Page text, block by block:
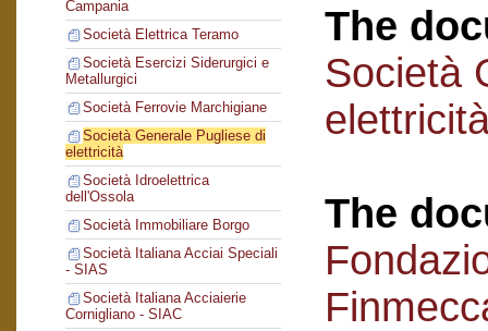
Campania
Società Elettrica Teramo
Società Esercizi Siderurgici e
Metallurgici
Società Ferrovie Marchigiane
Società Generale Pugliese di
elettricità
Società Idroelettrica
dell'Ossola
Società Immobiliare Borgo
Società Italiana Acciai Speciali
- SIAS
Società Italiana Acciaierie
Cornigliano - SIAC
The
Società
The